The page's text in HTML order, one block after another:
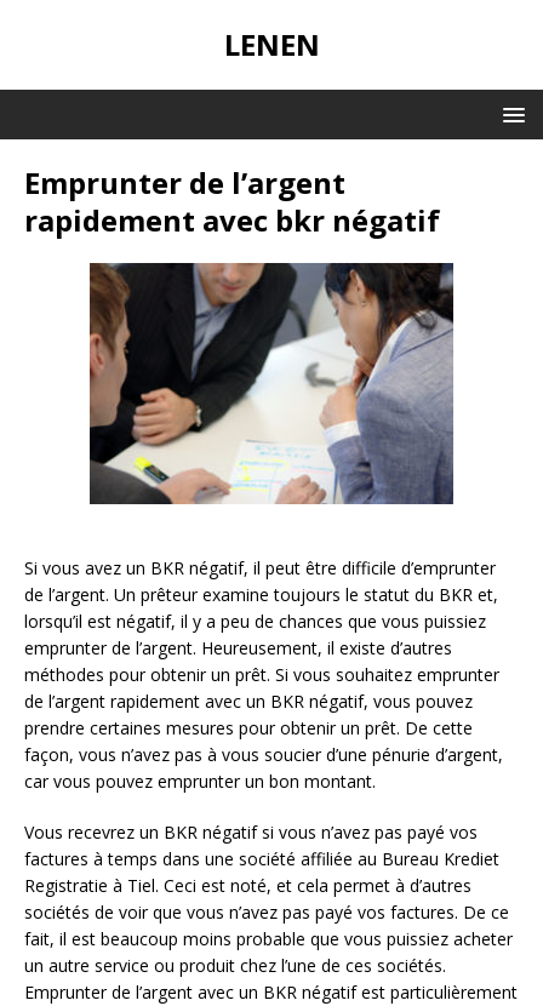
LENEN
Emprunter de l’argent
rapidement avec bkr négatif
Si vous avez un BKR négatif, il peut être difficile d’emprunter
de l’argent. Un prêteur examine toujours le statut du BKR et,
lorsqu’il est négatif, il y a peu de chances que vous puissiez
emprunter de l’argent. Heureusement, il existe d’autres
méthodes pour obtenir un prêt. Si vous souhaitez emprunter
de l’argent rapidement avec un BKR négatif, vous pouvez
prendre certaines mesures pour obtenir un prêt. De cette
façon, vous n’avez pas à vous soucier d’une pénurie d’argent,
car vous pouvez emprunter un bon montant.
Vous recevrez un BKR négatif si vous n’avez pas payé vos
factures à temps dans une société affiliée au Bureau Krediet
Registratie à Tiel. Ceci est noté, et cela permet à d’autres
sociétés de voir que vous n’avez pas payé vos factures. De ce
fait, il est beaucoup moins probable que vous puissiez acheter
un autre service ou produit chez l’une de ces sociétés.
Emprunter de l’argent avec un BKR négatif est particulièrement